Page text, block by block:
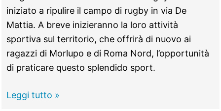
iniziato a ripulire il campo di rugby in via De
Mattia. A breve inizieranno la loro attività
sportiva sul territorio, che offrirà di nuovo ai
ragazzi di Morlupo e di Roma Nord, l’opportunità
di praticare questo splendido sport.
Morlupo
Leggi tutto »